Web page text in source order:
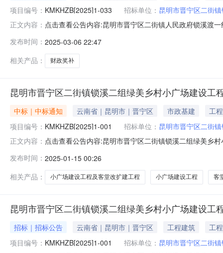
项目编号： KMKHZB[2025]1-033 招标单位： 昆明市晋宁区二街
正文内容： 点击查看公告内容:昆明市晋宁区二街镇人民政府锁溪渡
目已由项目审批/核准/备案机关批准，项目资金来源为自
式。二、项
发布时间： 2025-03-06 22:47
相关产品：
财政奖补
昆明市晋宁区二街镇锁溪二组绿美乡村小广场建设工
中标｜中标通知 云南省｜昆明市｜晋宁区 市政基建
工程
项目编号： KMKHZB[2025]1-001 招标单位： 昆明市晋宁区二街
正文内容： 点击查看公告内容:昆明市晋宁区二街镇锁溪二组绿美乡
设工程集团有限公司中标价格：15.98*39万元二、其他
发布时间： 2025-01-15 00:26
相关产品：
小广场建设工程及客堂改扩建工程 小广场建设工程 客
昆明市晋宁区二街镇锁溪二组绿美乡村小广场建设工
招标｜招标公告 云南省｜昆明市｜晋宁区 工程建筑
工程
项目编号： KMKHZB[2025]1-001 招标单位： 昆明市晋宁区二街